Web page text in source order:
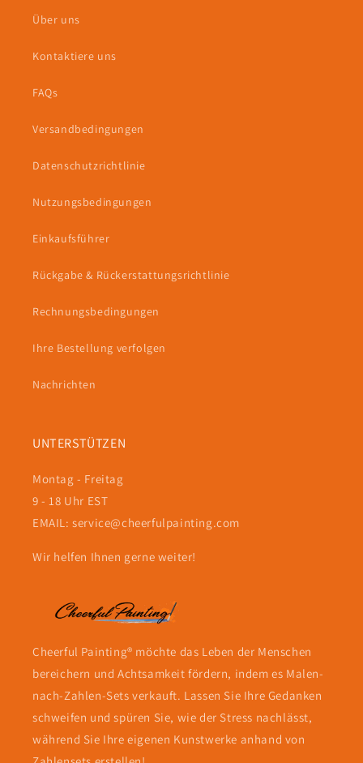
Über uns
Kontaktiere uns
FAQs
Versandbedingungen
Datenschutzrichtlinie
Nutzungsbedingungen
Einkaufsführer
Rückgabe & Rückerstattungsrichtlinie
Rechnungsbedingungen
Ihre Bestellung verfolgen
Nachrichten
UNTERSTÜTZEN
Montag - Freitag
9 - 18 Uhr EST
EMAIL: service@cheerfulpainting.com
Wir helfen Ihnen gerne weiter!
Cheerful Painting® möchte das Leben der Menschen
bereichern und Achtsamkeit fördern, indem es Malen-
nach-Zahlen-Sets verkauft. Lassen Sie Ihre Gedanken
schweifen und spüren Sie, wie der Stress nachlässt,
während Sie Ihre eigenen Kunstwerke anhand von